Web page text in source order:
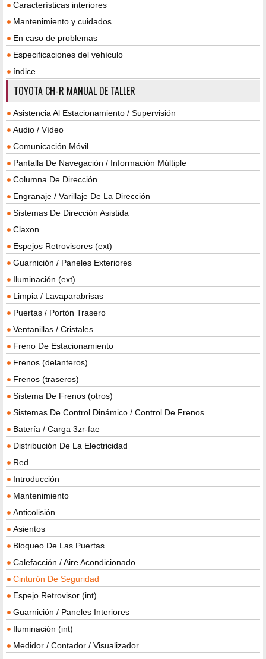
Características interiores
Mantenimiento y cuidados
En caso de problemas
Especificaciones del vehículo
índice
TOYOTA CH-R MANUAL DE TALLER
Asistencia Al Estacionamiento / Supervisión
Audio / Vídeo
Comunicación Móvil
Pantalla De Navegación / Información Múltiple
Columna De Dirección
Engranaje / Varillaje De La Dirección
Sistemas De Dirección Asistida
Claxon
Espejos Retrovisores (ext)
Guarnición / Paneles Exteriores
Iluminación (ext)
Limpia / Lavaparabrisas
Puertas / Portón Trasero
Ventanillas / Cristales
Freno De Estacionamiento
Frenos (delanteros)
Frenos (traseros)
Sistema De Frenos (otros)
Sistemas De Control Dinámico / Control De Frenos
Batería / Carga 3zr-fae
Distribución De La Electricidad
Red
Introducción
Mantenimiento
Anticolisión
Asientos
Bloqueo De Las Puertas
Calefacción / Aire Acondicionado
Cinturón De Seguridad
Espejo Retrovisor (int)
Guarnición / Paneles Interiores
Iluminación (int)
Medidor / Contador / Visualizador